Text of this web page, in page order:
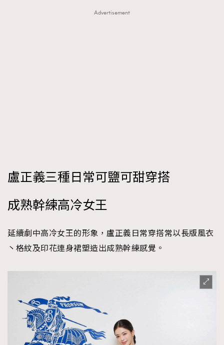
Advertisement
盧正義三種日常可鹽可甜穿搭
成熟幹練高冷女王
延續劇中高冷女王的形象，盧正義日常穿搭常以長版風衣
丶格紋及印花連身裙塑造出成熟幹練感覺。